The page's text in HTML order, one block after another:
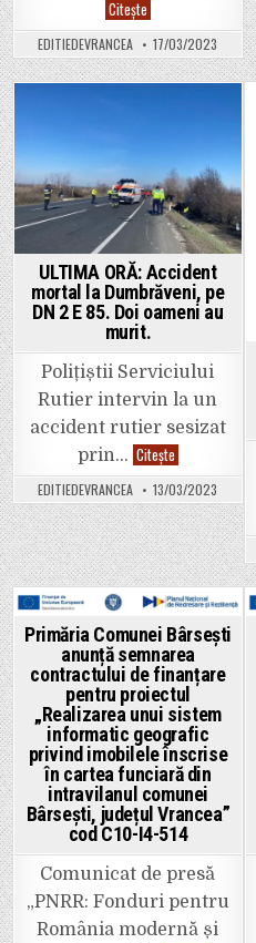
CiteșteWork-
shop
la
Brăila:
Educația
în
combaterea
traficului
ilicit
de
substanțe
dopante
EDITIEDEVRANCEA 17/03/2023
in
ULTIMA ORĂ: Accident
mortal la Dumbrăveni, pe
DN 2 E 85. Doi oameni au
murit.
Polițiștii Serviciului
Rutier intervin la un
accident rutier sesizat
prin… CiteșteULTIMA
ORĂ:
Accident
mortal
la
Dumbrăveni,
pe
DN
2
E
85.
Doi
oameni
au
murit.
EDITIEDEVRANCEA 13/03/2023
Posted
Primăria Comunei Bârsești
anunță semnarea
contractului de finanțare
pentru proiectul
„Realizarea unui sistem
informatic geografic
privind imobilele înscrise
în cartea funciară din
intravilanul comunei
Bârsești, județul Vrancea”
cod C10-I4-514
Comunicat de presă
„PNRR: Fonduri pentru
România modernă și